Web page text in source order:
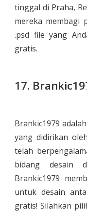
tinggal di Praha,
mereka membagi
.psd file yang
gratis.
17.
Brankic1979
yang didirikan
telah
bidang desain
Brankic1979
untuk desain
gratis! Silahkan